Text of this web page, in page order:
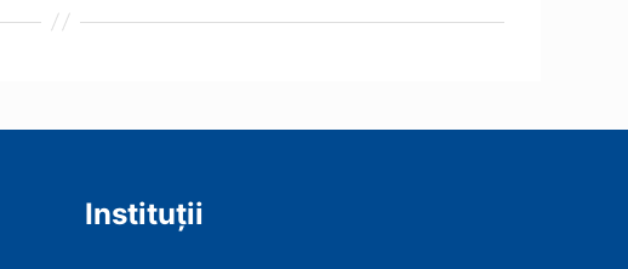
Instituții